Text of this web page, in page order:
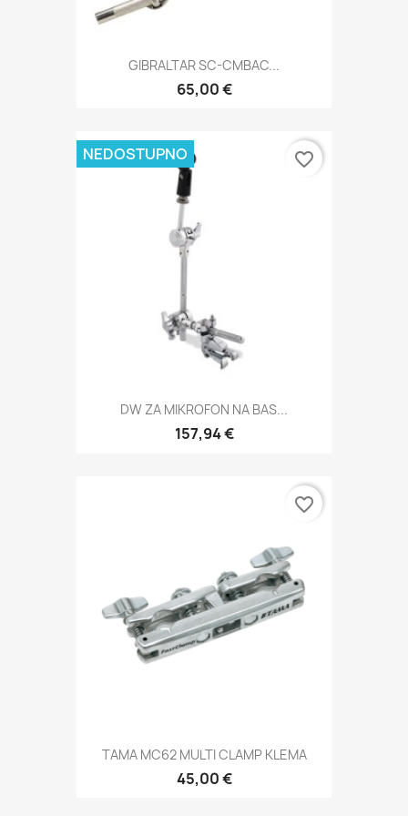
GIBRALTAR SC-CMBAC...
65,00 €
DW ZA MIKROFON NA BAS...
157,94 €
NEDOSTUPNO favorite_border
TAMA MC62 MULTI CLAMP KLEMA
45,00 €
favorite_border